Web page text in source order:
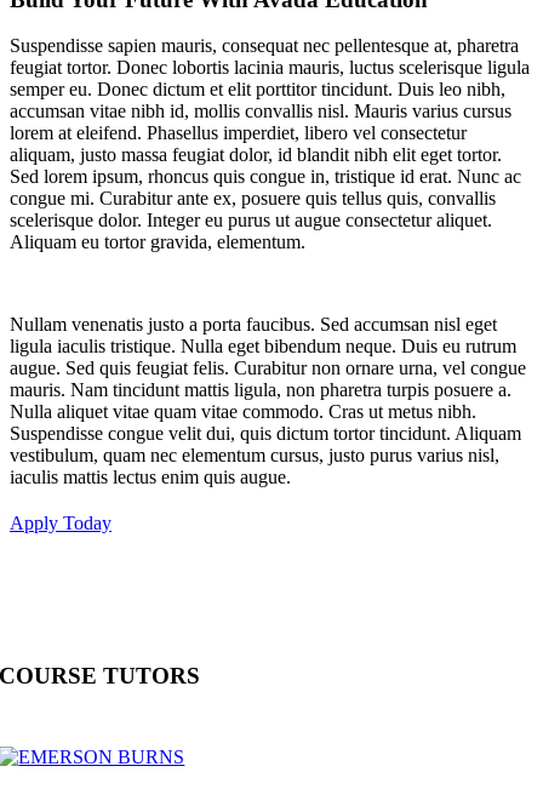
Suspendisse sapien mauris, consequat nec pellentesque at, pharetra
feugiat tortor. Donec lobortis lacinia mauris, luctus scelerisque ligula
semper eu. Donec dictum et elit porttitor tincidunt. Duis leo nibh,
accumsan vitae nibh id, mollis convallis nisl. Mauris varius cursus
lorem at eleifend. Phasellus imperdiet, libero vel consectetur
aliquam, justo massa feugiat dolor, id blandit nibh elit eget tortor.
Sed lorem ipsum, rhoncus quis congue in, tristique id erat. Nunc ac
congue mi. Curabitur ante ex, posuere quis tellus quis, convallis
scelerisque dolor. Integer eu purus ut augue consectetur aliquet.
Aliquam eu tortor gravida, elementum.
Nullam venenatis justo a porta faucibus. Sed accumsan nisl eget
ligula iaculis tristique. Nulla eget bibendum neque. Duis eu rutrum
augue. Sed quis feugiat felis. Curabitur non ornare urna, vel congue
mauris. Nam tincidunt mattis ligula, non pharetra turpis posuere a.
Nulla aliquet vitae quam vitae commodo. Cras ut metus nibh.
Suspendisse congue velit dui, quis dictum tortor tincidunt. Aliquam
vestibulum, quam nec elementum cursus, justo purus varius nisl,
iaculis mattis lectus enim quis augue.
Apply Today
COURSE TUTORS